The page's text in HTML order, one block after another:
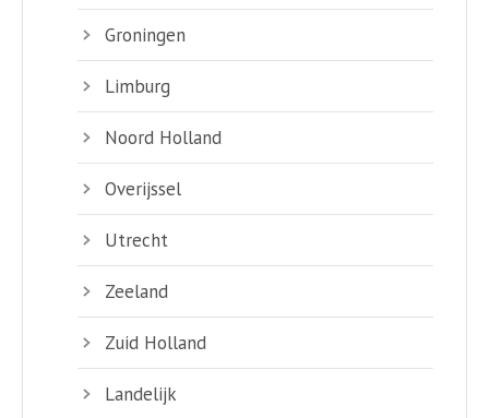
Groningen
Limburg
Noord Holland
Overijssel
Utrecht
Zeeland
Zuid Holland
Landelijk